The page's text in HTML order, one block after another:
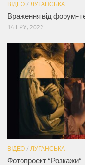
ВІДЕО / ЛУГАНСЬКА
Враження від форум-
14 ГРУ, 2022
ВІДЕО / ЛУГАНСЬКА
Фотопроект “Розкажи”